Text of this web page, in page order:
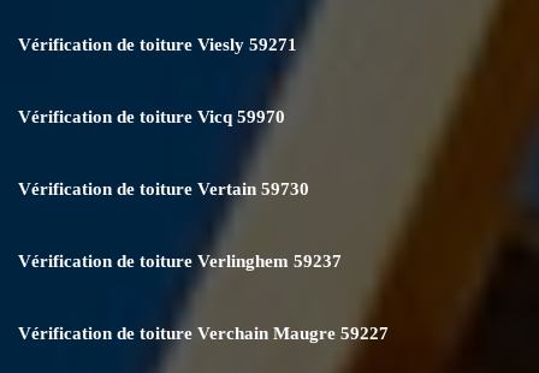
Vérification de toiture Viesly 59271
Vérification de toiture Vicq 59970
Vérification de toiture Vertain 59730
Vérification de toiture Verlinghem 59237
Vérification de toiture Verchain Maugre 59227